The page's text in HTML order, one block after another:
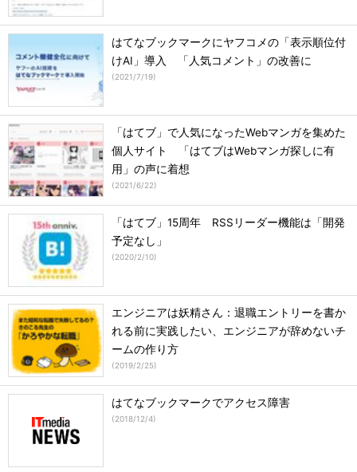
はてなブックマークにヤフコメの「表示順位付
けAI」導入 「人気コメント」の改善に
(2021/7/19)
「はてブ」で人気になったWebマンガを集めた
個人サイト 「はてブはWebマンガ探しに有
用」の声に着想
(2021/6/22)
「はてブ」15周年 RSSリーダー機能は「開発
予定なし」
(2020/2/10)
エンジニアは妖精さん：退職エントリーを書か
れる前に実践したい、エンジニアが辞めないチ
ームの作り方
(2019/2/25)
はてなブックマークでアクセス障害
(2018/12/4)